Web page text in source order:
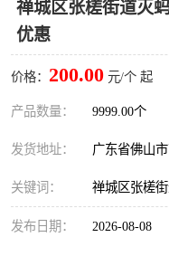
禅城区张槎街道灭
优惠
价格： 200.00 元/个 起
产品数量： 9999.00个
发货地址： 广东省佛山
关键词： 禅城区张槎
发布日期： 2026-08-08